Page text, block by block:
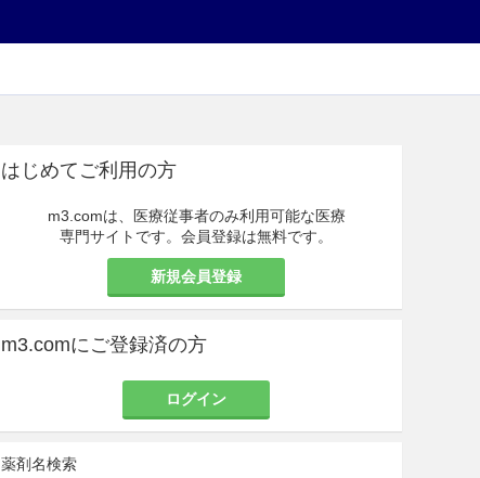
はじめてご利用の方
m3.comは、医療従事者のみ利用可能な医療
専門サイトです。会員登録は無料です。
新規会員登録
m3.comにご登録済の方
ログイン
薬剤名検索